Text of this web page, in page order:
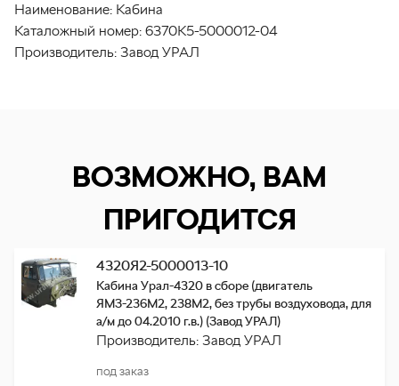
Наименование: Кабина
Каталожный номер: 6370К5-5000012-04
Производитель: Завод УРАЛ
ВОЗМОЖНО, ВАМ
ПРИГОДИТСЯ
4320Я2-5000013-10
Кабина Урал-4320 в сборе (двигатель
ЯМЗ-236М2, 238М2, без трубы воздуховода, для
а/м до 04.2010 г.в.) (Завод УРАЛ)
Производитель: Завод УРАЛ
под заказ